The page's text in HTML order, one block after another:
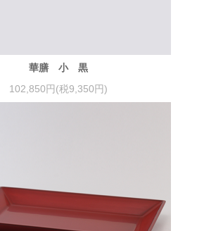
華膳 小 黒
102,850円(税9,350円)